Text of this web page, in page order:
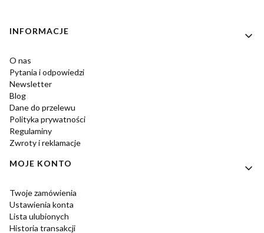
Linki w stopce
INFORMACJE
O nas
Pytania i odpowiedzi
Newsletter
Blog
Dane do przelewu
Polityka prywatności
Regulaminy
Zwroty i reklamacje
MOJE KONTO
Twoje zamówienia
Ustawienia konta
Lista ulubionych
Historia transakcji